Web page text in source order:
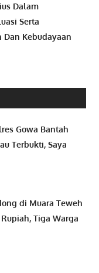
Dalam
Serta
Dan Kebudayaan
Gowa Bantah
Terbukti, Saya
di Muara Teweh
Tiga Warga